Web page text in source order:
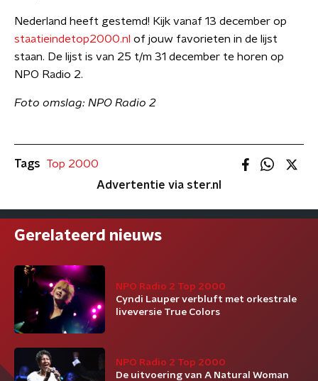
​Nederland heeft gestemd! Kijk vanaf 13 december op
staatieindetop2000.nl of jouw favorieten in de lijst
staan. De lijst is van 25 t/m 31 december te horen op
NPO Radio 2.
Foto omslag: NPO Radio 2
Tags
Top 2000
Advertentie via ster.nl
Gerelateerd nieuws
NPO Radio 2 Top 2000
Cyndi Lauper verbluft met orkestrale
liveversie True Colors
NPO Radio 2 Top 2000
De uitvoering van A Natural Woman